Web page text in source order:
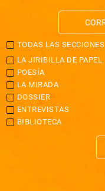
TODAS LAS SECCIONES
LA JIRIBILLA DE PAPEL
POESÍA
LA MIRADA
DOSSIER
ENTREVISTAS
BIBLIOTECA